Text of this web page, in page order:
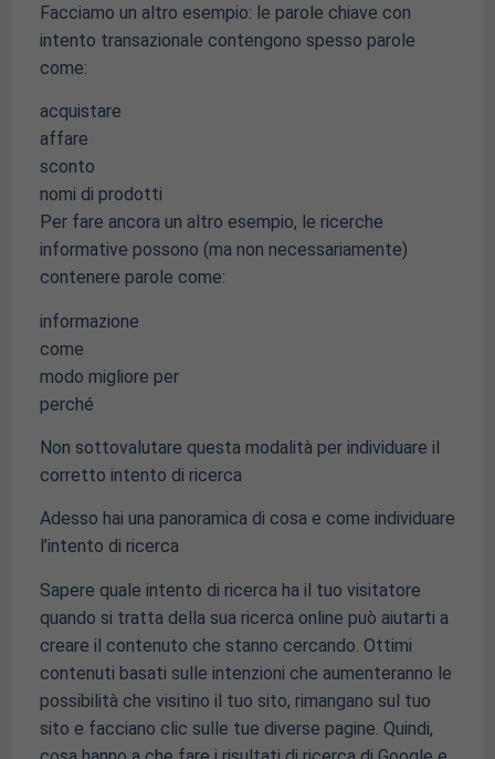
Facciamo un altro esempio: le parole chiave con
intento transazionale contengono spesso parole
come:
acquistare
affare
sconto
nomi di prodotti
Per fare ancora un altro esempio, le ricerche
informative possono (ma non necessariamente)
contenere parole come:
informazione
come
modo migliore per
perché
Non sottovalutare questa modalità per individuare il
corretto intento di ricerca
Adesso hai una panoramica di cosa e come individuare
l’intento di ricerca
Sapere quale intento di ricerca ha il tuo visitatore
quando si tratta della sua ricerca online può aiutarti a
creare il contenuto che stanno cercando. Ottimi
contenuti basati sulle intenzioni che aumenteranno le
possibilità che visitino il tuo sito, rimangano sul tuo
sito e facciano clic sulle tue diverse pagine. Quindi,